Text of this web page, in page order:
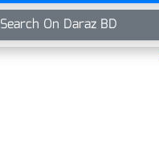
Search On Daraz BD